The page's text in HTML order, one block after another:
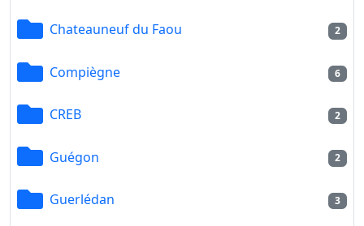
Chateauneuf du Faou 2
Compiègne 6
CREB 2
Guégon 2
Guerlédan 3